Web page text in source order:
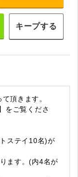
キープする
頂きます。
をご覧くださ
ステイ10名)が
ます。(内4名が